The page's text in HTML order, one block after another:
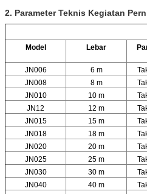
2. Parameter Teknis Kegiatan
Model
Lebar
JN006 6 m
JN008
8 m
JN010
10 m
JN12
12 m
JN015
15 m
JN018
18 m
JN020
20 m
JN025
25 m
JN030
30 m
JN040
40 m